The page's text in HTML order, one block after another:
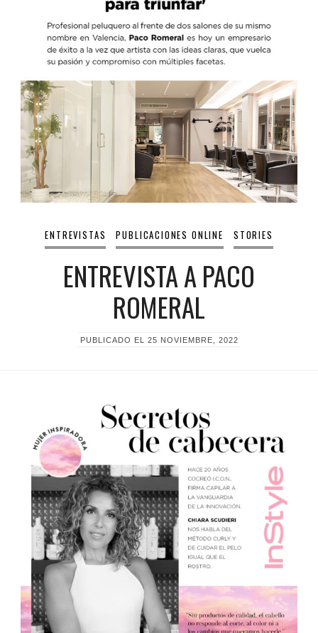
ENTREVISTAS PUBLICACIONES ONLINE STORIES
ENTREVISTA A PACO
ROMERAL
PUBLICADO EL 25 NOVIEMBRE, 2022